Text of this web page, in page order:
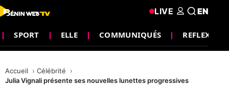
SPORT ELLE COMMUNIQUÉS REFLEXION
LIVE EN
Accueil
Célébrité
Julia Vignali présente ses nouvelles lunettes progressives